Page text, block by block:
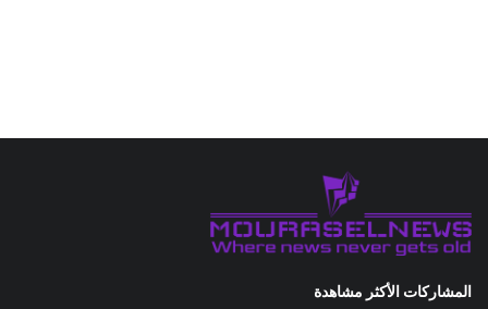
المشاركات الأكثر مشاهدة